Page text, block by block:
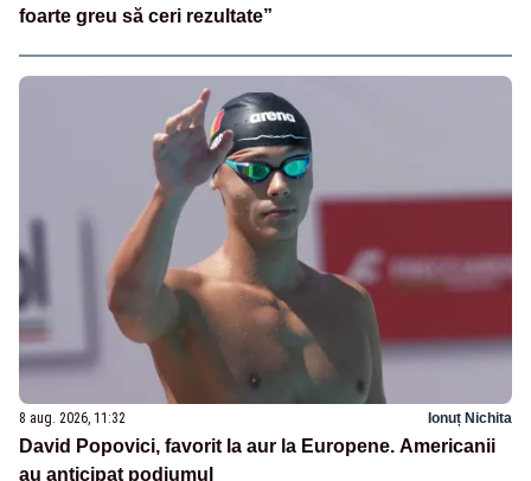
foarte greu să ceri rezultate”
8 aug. 2026, 11:32 Ionuț Nichita
David Popovici, favorit la aur la Europene. Americanii
au anticipat podiumul